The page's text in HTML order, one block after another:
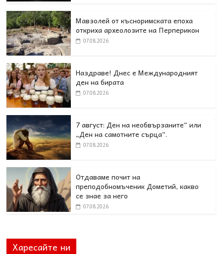
Мавзолей от късноримската епоха
откриха археолозите на Перперикон
07.08.2026
Наздраве! Днес е Международният
ден на бирата
07.08.2026
7 август: Ден на необвързаните“ или
„Ден на самотните сърца“.
07.08.2026
Отдаваме почит на
преподобномъченик Дометий, какво
се знае за него
07.08.2026
Харесайте ни